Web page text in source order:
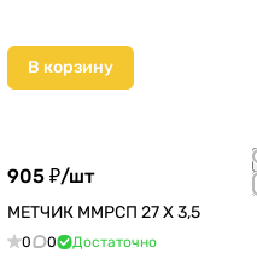
В корзину
905 ₽/шт
МЕТЧИК ММРСП 27 Х 3,5
0 0 Достаточно